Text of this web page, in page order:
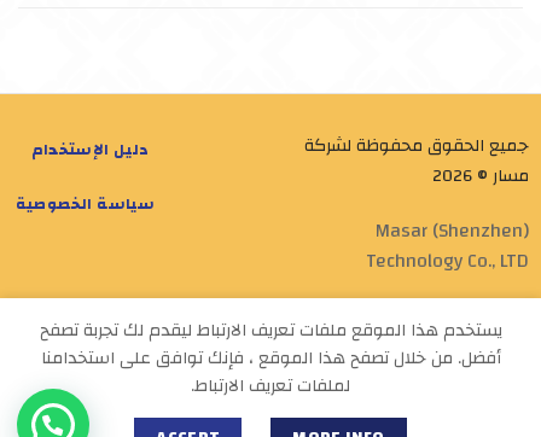
جميع الحقوق محفوظة لشركة
مسار © 2026
Masar (Shenzhen)
Technology Co., LTD
Designed by Masar Tech
دليل الإستخدام
سياسة الخصوصية
يستخدم هذا الموقع ملفات تعريف الارتباط ليقدم لك تجربة تصفح
أفضل. من خلال تصفح هذا الموقع ، فإنك توافق على استخدامنا
لملفات تعريف الارتباط.